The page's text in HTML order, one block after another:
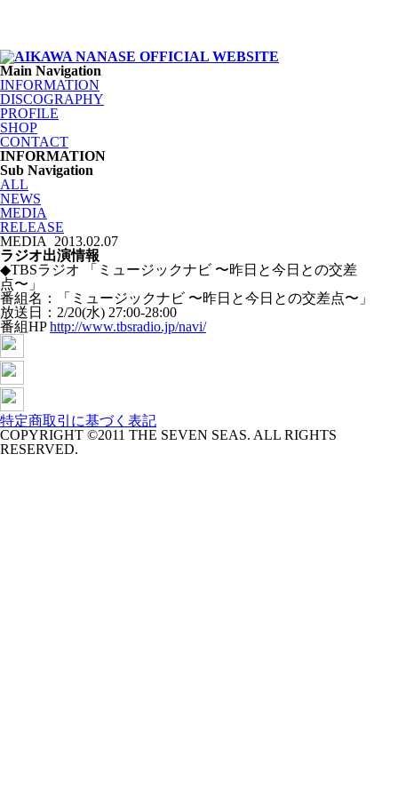
Main Navigation
INFORMATION
DISCOGRAPHY
PROFILE
SHOP
CONTACT
INFORMATION
Sub Navigation
ALL
NEWS
MEDIA
RELEASE
MEDIA
2013.02.07
ラジオ出演情報
◆TBSラジオ 「ミュージックナビ 〜昨日と今日との交差
点〜」
番組名：「ミュージックナビ 〜昨日と今日との交差点〜」
放送日：2/20(水) 27:00-28:00
番組HPhttp://www.tbsradio.jp/navi/
特定商取引に基づく表記
COPYRIGHT ©2011 THE SEVEN SEAS. ALL RIGHTS
RESERVED.